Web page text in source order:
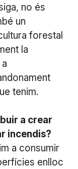
no és
un
forestal
la
tenim.
a crear
incendis?
a consumir
enlloc